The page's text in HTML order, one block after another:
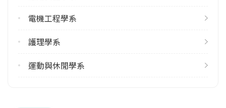
雙主修人數
113學年度下學期
電機工程學系
護理學系
運動與休閒學系